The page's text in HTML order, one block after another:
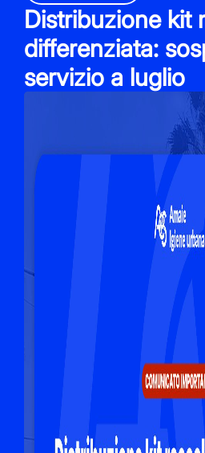
Distribuzione kit
differenziata:
servizio a luglio